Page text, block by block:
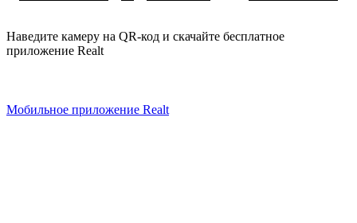
Наведите камеру на QR-код и скачайте бесплатное
приложение Realt
Мобильное приложение Realt